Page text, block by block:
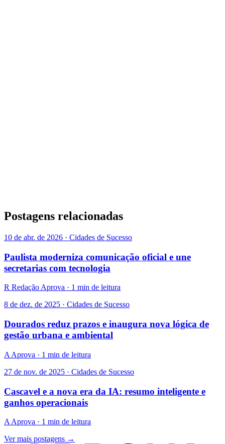
Postagens relacionadas
10 de abr. de 2026 · Cidades de Sucesso
Paulista moderniza comunicação oficial e une
secretarias com tecnologia
R Redação Aprova · 1 min de leitura
8 de dez. de 2025 · Cidades de Sucesso
Dourados reduz prazos e inaugura nova lógica de
gestão urbana e ambiental
A Aprova · 1 min de leitura
27 de nov. de 2025 · Cidades de Sucesso
Cascavel e a nova era da IA: resumo inteligente e
ganhos operacionais
A Aprova · 1 min de leitura
Ver mais postagens →